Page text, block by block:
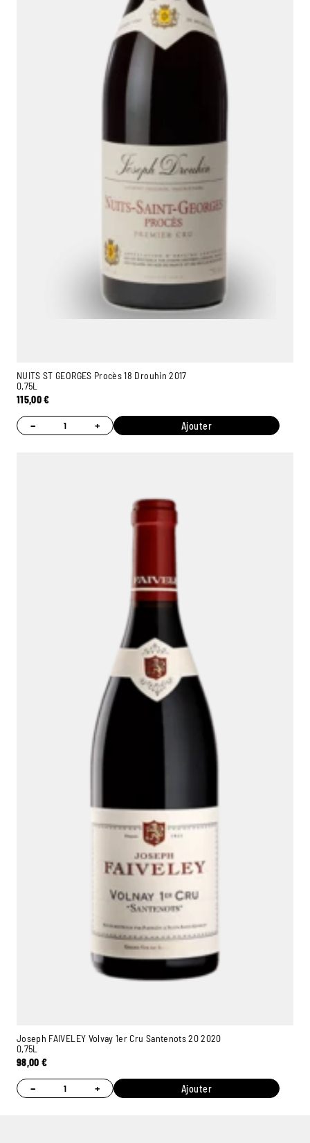
NUITS ST GEORGES Procès 18 Drouhin 2017
0,75L
115,00€
− + Ajouter
Joseph FAIVELEY Volvay 1er Cru Santenots 20 2020
0,75L
98,00€
− + Ajouter